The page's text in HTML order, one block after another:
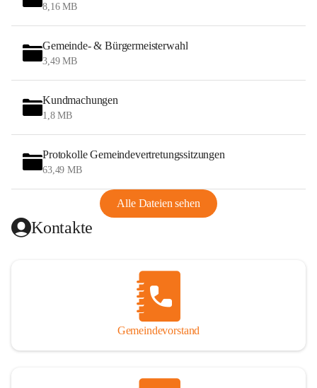
8,16 MB
Gemeinde- & Bürgermeisterwahl
3,49 MB
Kundmachungen
1,8 MB
Protokolle Gemeindevertretungssitzungen
63,49 MB
Alle Dateien sehen
Kontakte
Gemeindevorstand